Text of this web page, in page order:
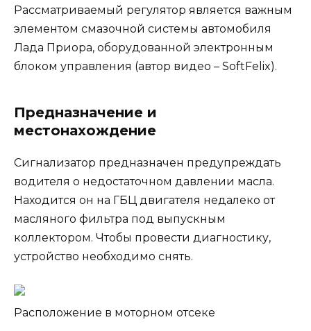
Рассматриваемый регулятор является важным
элементом смазочной системы автомобиля
Лада Приора, оборудованной электронным
блоком управления (автор видео – SoftFelix).
Предназначение и
местонахождение
Сигнализатор предназначен предупреждать
водителя о недостаточном давлении масла.
Находится он на ГБЦ двигателя недалеко от
масляного фильтра под выпускным
коллектором. Чтобы провести диагностику,
устройство необходимо снять.
Расположение в моторном отсеке